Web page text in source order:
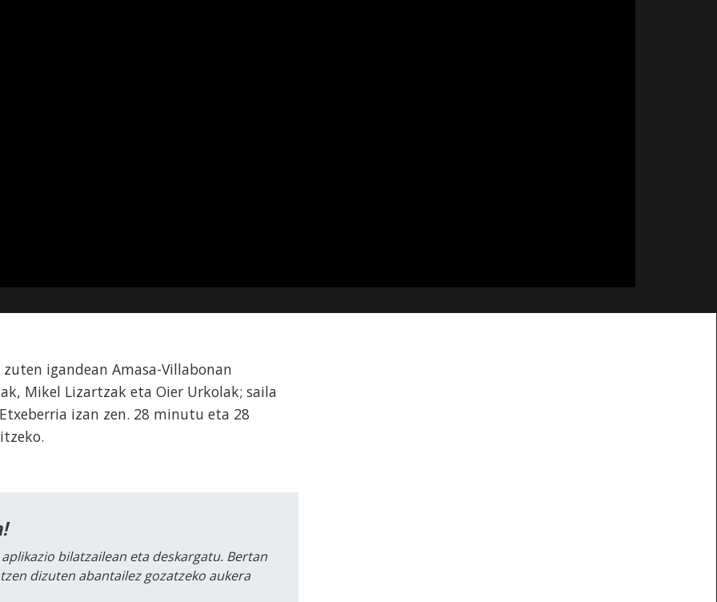
igandean Amasa-Villabonan
Mikel Lizartzak eta Oier Urkolak; saila
izan zen. 28 minutu eta 28
bilatzailean eta deskargatu. Bertan
dizuten abantailez gozatzeko aukera